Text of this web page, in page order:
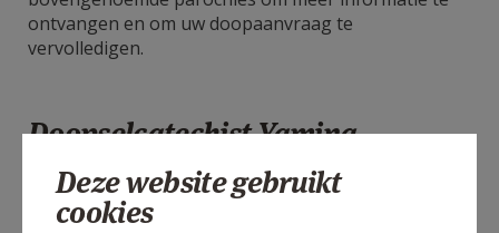
ontvangen en om uw doopaanvraag te
vervolledigen.
Doopselcatechist Yamina
Sadaoui e-mail:
doopselrotselaar@gmail.com
Deze website gebruikt
cookies